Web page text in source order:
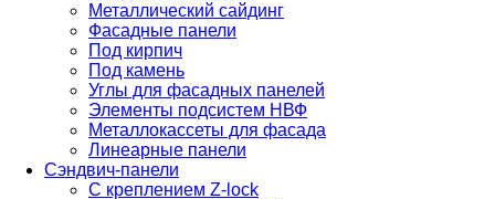
Металлический сайдинг
Фасадные панели
Под кирпич
Под камень
Углы для фасадных панелей
Элементы подсистем НВФ
Металлокассеты для фасада
Линеарные панели
Сэндвич-панели
С креплением Z-lock